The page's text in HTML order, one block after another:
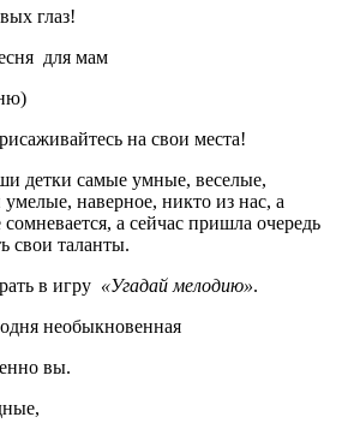
глаз!
песня для мам
на свои места!
детки самые умные, веселые,
наверное, никто из нас, а
а сейчас пришла очередь
свои таланты.
в игру «Угадай мелодию».
необыкновенная
вы.